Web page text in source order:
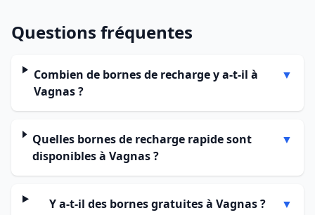
Questions fréquentes
Combien de bornes de recharge y a-t-il à
Vagnas ?
▼
Quelles bornes de recharge rapide sont
disponibles à Vagnas ?
▼
Y a-t-il des bornes gratuites à Vagnas ? ▼